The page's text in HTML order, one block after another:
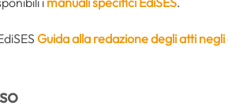
Guida alla redazione degli atti